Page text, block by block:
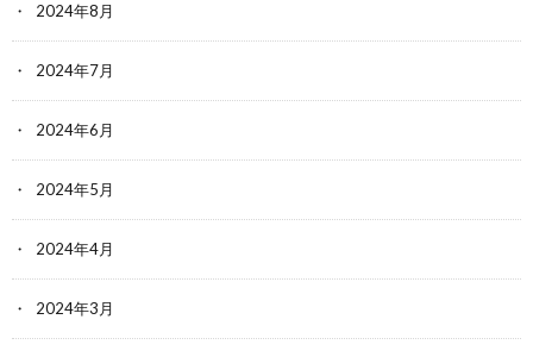
2024年8月
2024年7月
2024年6月
2024年5月
2024年4月
2024年3月